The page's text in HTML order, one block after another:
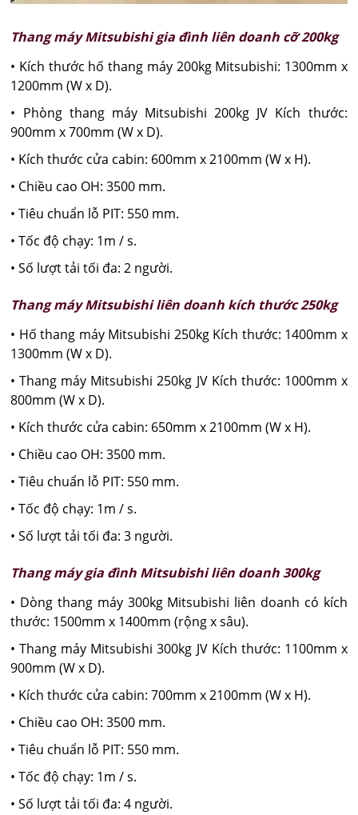
Thang máy Mitsubishi gia đình liên doanh cỡ 200kg
• Kích thước hố thang máy 200kg Mitsubishi: 1300mm x
1200mm (W x D).
• Phòng thang máy Mitsubishi 200kg JV Kích thước:
900mm x 700mm (W x D).
• Kích thước cửa cabin: 600mm x 2100mm (W x H).
• Chiều cao OH: 3500 mm.
• Tiêu chuẩn lỗ PIT: 550 mm.
• Tốc độ chạy: 1m / s.
• Số lượt tải tối đa: 2 người.
Thang máy Mitsubishi liên doanh kích thước 250kg
• Hố thang máy Mitsubishi 250kg Kích thước: 1400mm x
1300mm (W x D).
• Thang máy Mitsubishi 250kg JV Kích thước: 1000mm x
800mm (W x D).
• Kích thước cửa cabin: 650mm x 2100mm (W x H).
• Chiều cao OH: 3500 mm.
• Tiêu chuẩn lỗ PIT: 550 mm.
• Tốc độ chạy: 1m / s.
• Số lượt tải tối đa: 3 người.
Thang máy gia đình Mitsubishi liên doanh 300kg
• Dòng thang máy 300kg Mitsubishi liên doanh có kích
thước: 1500mm x 1400mm (rộng x sâu).
• Thang máy Mitsubishi 300kg JV Kích thước: 1100mm x
900mm (W x D).
• Kích thước cửa cabin: 700mm x 2100mm (W x H).
• Chiều cao OH: 3500 mm.
• Tiêu chuẩn lỗ PIT: 550 mm.
• Tốc độ chạy: 1m / s.
• Số lượt tải tối đa: 4 người.